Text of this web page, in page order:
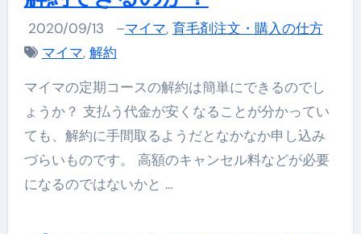
2020/09/13 –マイマ, 育毛剤注文・購入の仕方
マイマ, 解約
マイマの定期コースの解約は簡単にできるのでし
ょうか？ 支払う代金が安くなることが分かってい
ても、解約に手間取るようだとなかなか申し込み
づらいものです。 高額のキャンセル料などが必要
になるのではないかと …